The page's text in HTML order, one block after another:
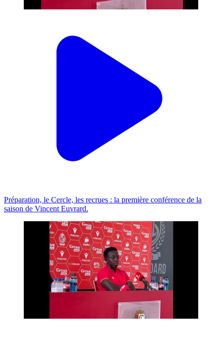
Préparation, le Cercle, les recrues : la première conférence de la
saison de Vincent Euvrard.